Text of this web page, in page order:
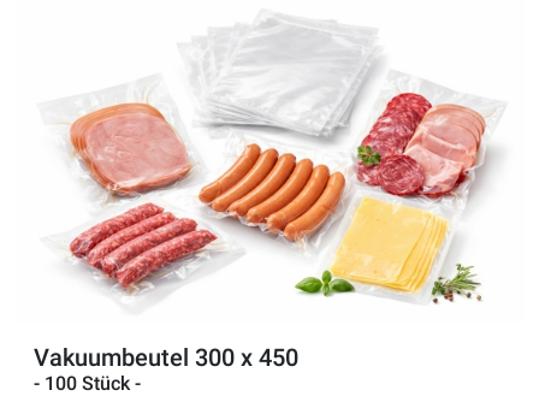
Vakuumbeutel 300 x 450
- 100 Stück -